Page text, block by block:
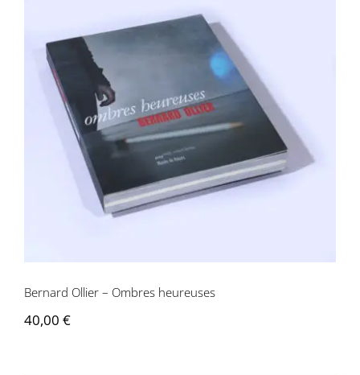
Bernard Ollier – Ombres heureuses
Bernard Ollier – Ombres heureuses
40,00 €